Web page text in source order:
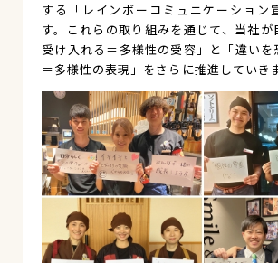
する「レインボーコミュニケーション
す。これらの取り組みを通じて、当社が
受け入れる＝多様性の受容」と「違いを
＝多様性の表現」をさらに推進していきま